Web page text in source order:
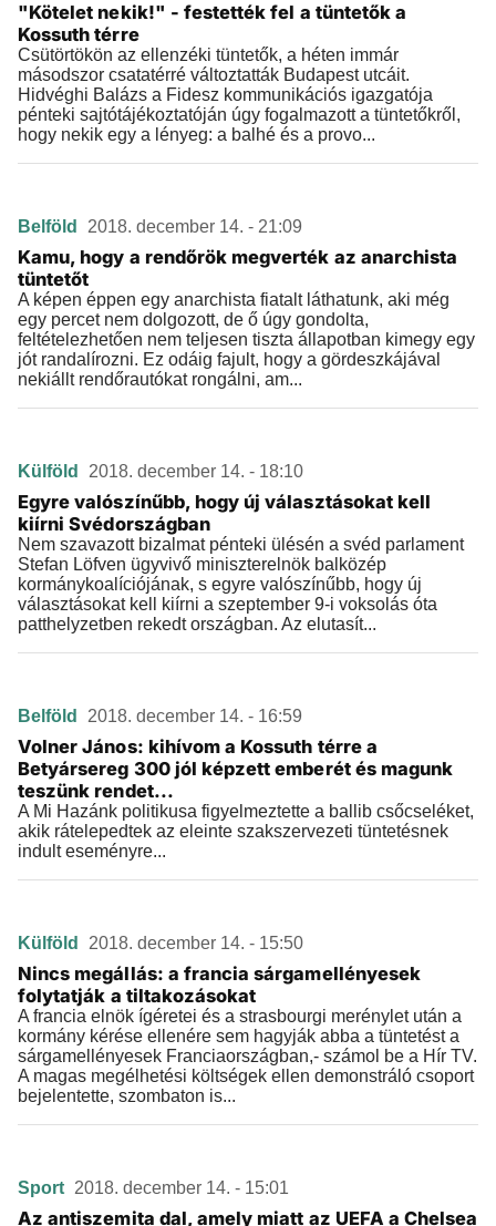
"Kötelet nekik!" - festették fel a tüntetők a
Kossuth térre
Csütörtökön az ellenzéki tüntetők, a héten immár
másodszor csatatérré változtatták Budapest utcáit.
Hidvéghi Balázs a Fidesz kommunikációs igazgatója
pénteki sajtótájékoztatóján úgy fogalmazott a tüntetőkről,
hogy nekik egy a lényeg: a balhé és a provo...
Belföld 2018. december 14. - 21:09
Kamu, hogy a rendőrök megverték az anarchista
tüntetőt
A képen éppen egy anarchista fiatalt láthatunk, aki még
egy percet nem dolgozott, de ő úgy gondolta,
feltételezhetően nem teljesen tiszta állapotban kimegy egy
jót randalírozni. Ez odáig fajult, hogy a gördeszkájával
nekiállt rendőrautókat rongálni, am...
Külföld 2018. december 14. - 18:10
Egyre valószínűbb, hogy új választásokat kell
kiírni Svédországban
Nem szavazott bizalmat pénteki ülésén a svéd parlament
Stefan Löfven ügyvivő miniszterelnök balközép
kormánykoalíciójának, s egyre valószínűbb, hogy új
választásokat kell kiírni a szeptember 9-i voksolás óta
patthelyzetben rekedt országban. Az elutasít...
Belföld 2018. december 14. - 16:59
Volner János: kihívom a Kossuth térre a
Betyársereg 300 jól képzett emberét és magunk
teszünk rendet...
A Mi Hazánk politikusa figyelmeztette a ballib csőcseléket,
akik rátelepedtek az eleinte szakszervezeti tüntetésnek
indult eseményre...
Külföld 2018. december 14. - 15:50
Nincs megállás: a francia sárgamellényesek
folytatják a tiltakozásokat
A francia elnök ígéretei és a strasbourgi merénylet után a
kormány kérése ellenére sem hagyják abba a tüntetést a
sárgamellényesek Franciaországban,- számol be a Hír TV.
A magas megélhetési költségek ellen demonstráló csoport
bejelentette, szombaton is...
Sport 2018. december 14. - 15:01
Az antiszemita dal, amely miatt az UEFA a Chelsea